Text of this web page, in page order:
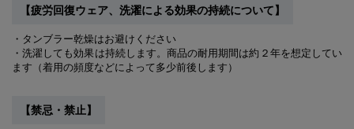
【疲労回復ウェア、洗濯による効果の持続について】
・タンブラー乾燥はお避けください
・洗濯しても効果は持続します。商品の耐用期間は約２年を想定してい
ます（着用の頻度などによって多少前後します）
【禁忌・禁止】